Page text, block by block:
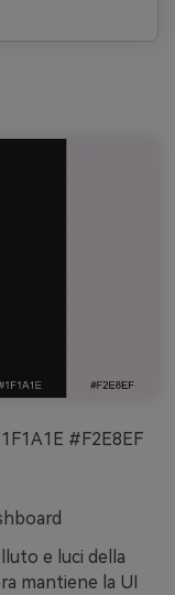
#F2E8EF
e luci della
mantiene la UI